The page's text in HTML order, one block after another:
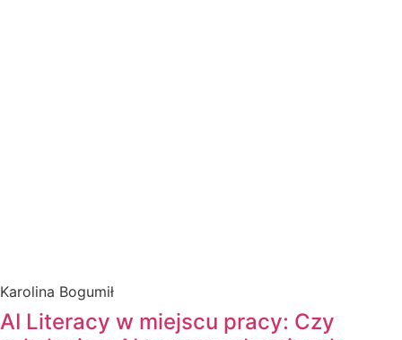
Karolina Bogumił
AI Literacy w miejscu pracy: Czy